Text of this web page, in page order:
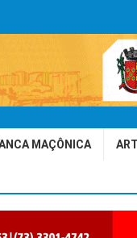
MAÇÔNICA